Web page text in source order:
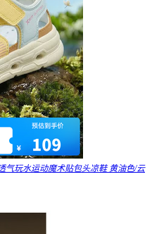
气玩水运动魔术贴包头凉鞋 黄油色/云